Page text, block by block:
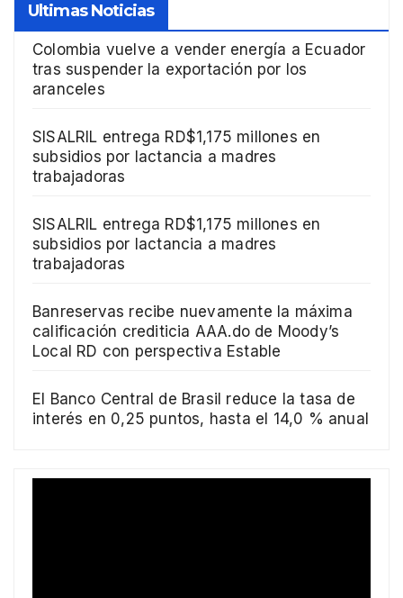
Ultimas Noticias
Colombia vuelve a vender energía a Ecuador
tras suspender la exportación por los
aranceles
SISALRIL entrega RD$1,175 millones en
subsidios por lactancia a madres
trabajadoras
SISALRIL entrega RD$1,175 millones en
subsidios por lactancia a madres
trabajadoras
Banreservas recibe nuevamente la máxima
calificación crediticia AAA.do de Moody’s
Local RD con perspectiva Estable
El Banco Central de Brasil reduce la tasa de
interés en 0,25 puntos, hasta el 14,0 % anual